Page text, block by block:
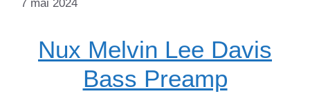
7 mai 2024
Nux Melvin Lee Davis
Bass Preamp